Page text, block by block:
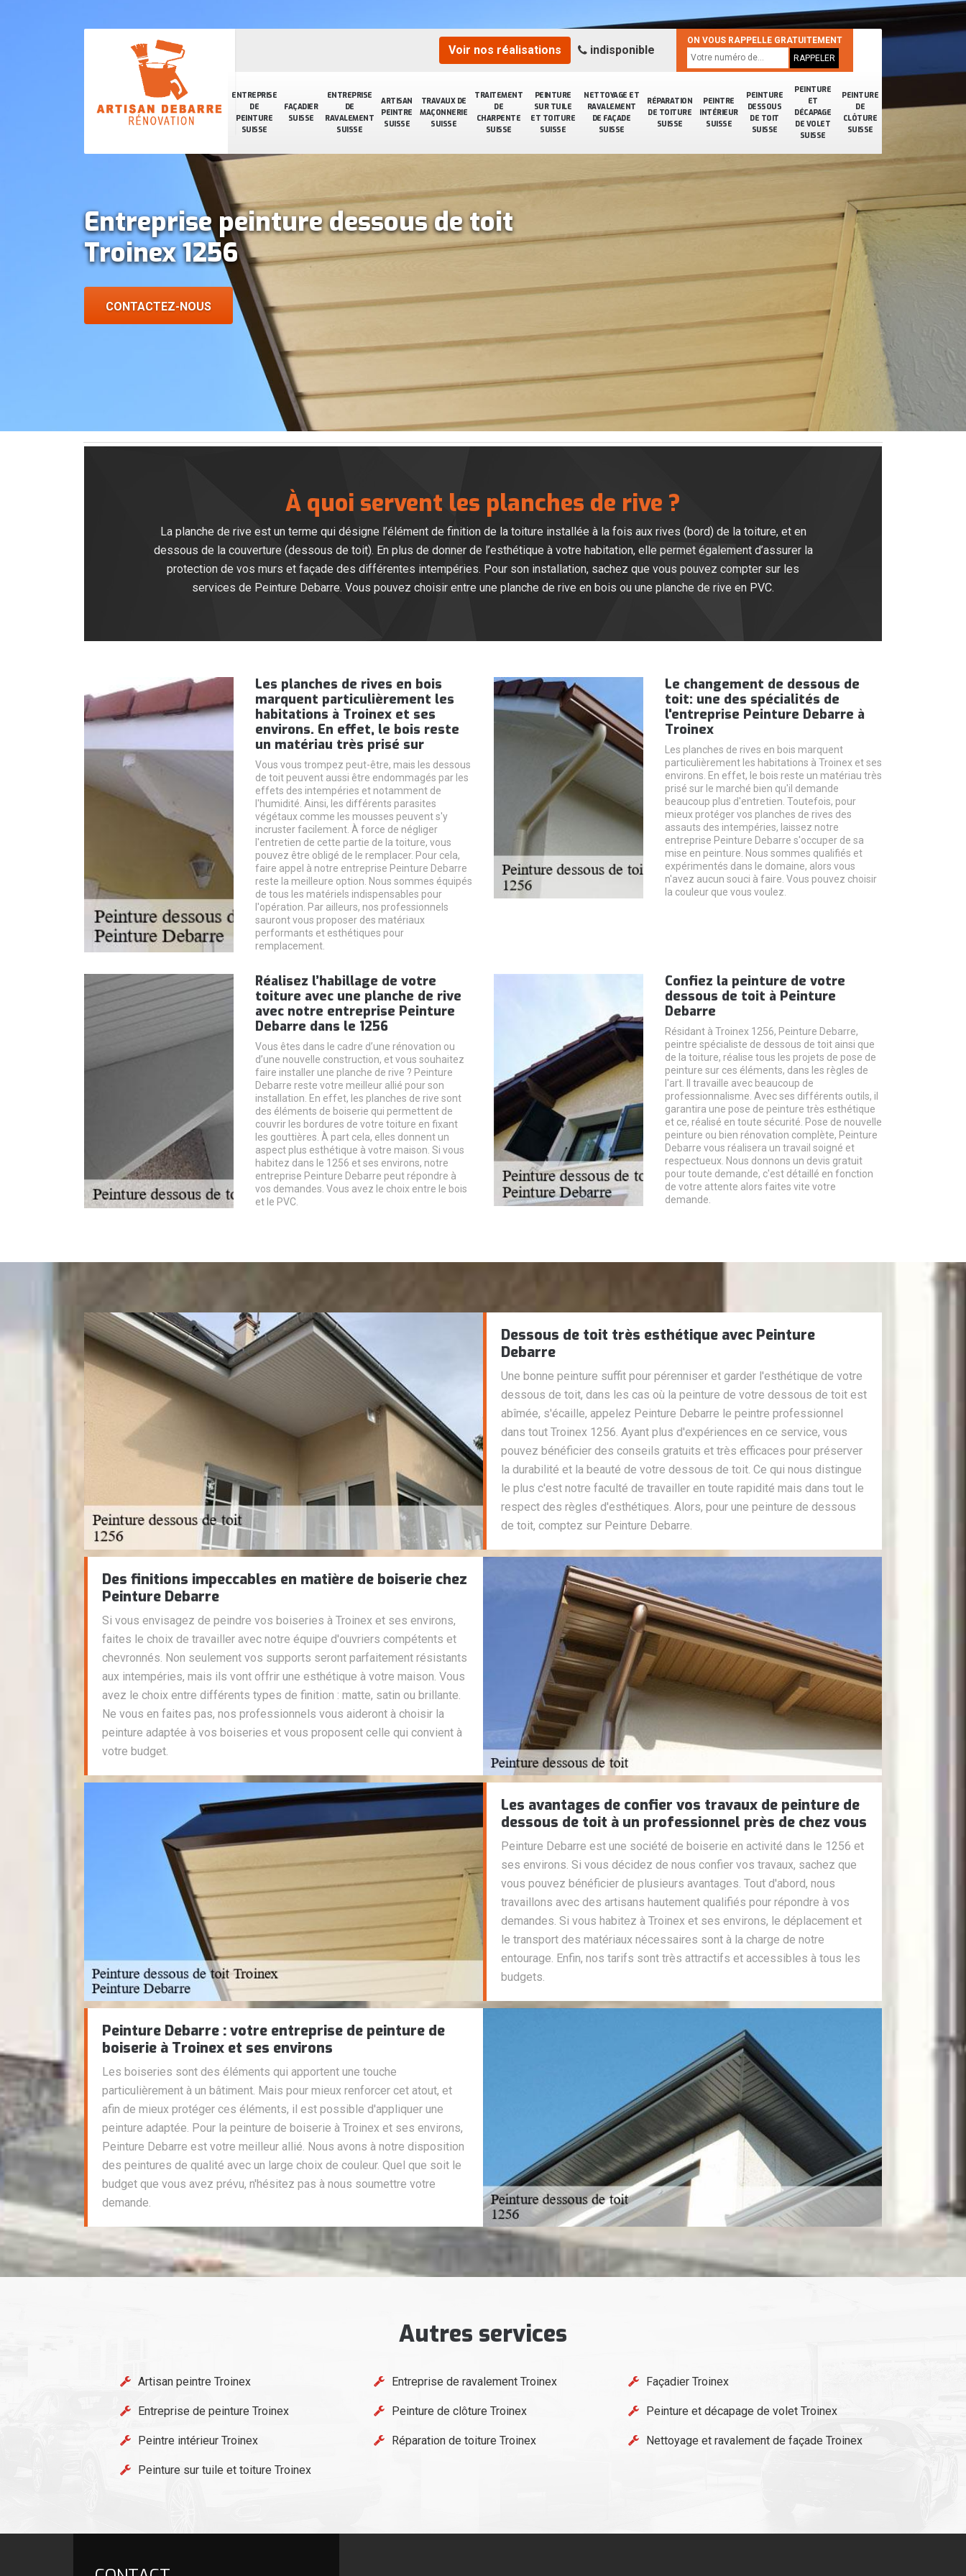
ENTREPRISE
DE
PEINTURE
SUISSE
FAÇADIER
SUISSE
ENTREPRISE
DE
RAVALEMENT
SUISSE
ARTISAN
PEINTRE
SUISSE
TRAVAUX DE
MAÇONNERIE
SUISSE
TRAITEMENT
DE
CHARPENTE
SUISSE
PEINTURE
SUR TUILE
ET TOITURE
SUISSE
NETTOYAGE ET
RAVALEMENT
DE FAÇADE
SUISSE
RÉPARATION
DE TOITURE
SUISSE
PEINTRE
INTÉRIEUR
SUISSE
PEINTURE
DESSOUS
DE TOIT
SUISSE
PEINTURE
ET
DÉCAPAGE
DE VOLET
SUISSE
PEINTURE
DE
CLÔTURE
SUISSE
Voir nos réalisations indisponible
ON VOUS RAPPELLE GRATUITEMENT
Entreprise peinture dessous de toit
Troinex 1256
CONTACTEZ-NOUS
À quoi servent les planches de rive ?
La planche de rive est un terme qui désigne l’élément de finition de la toiture installée à la fois aux rives (bord) de la toiture, et en
dessous de la couverture (dessous de toit). En plus de donner de l’esthétique à votre habitation, elle permet également d’assurer la
protection de vos murs et façade des différentes intempéries. Pour son installation, sachez que vous pouvez compter sur les
services de Peinture Debarre. Vous pouvez choisir entre une planche de rive en bois ou une planche de rive en PVC.
Les planches de rives en bois
marquent particulièrement les
habitations à Troinex et ses
environs. En effet, le bois reste
un matériau très prisé sur
Vous vous trompez peut-être, mais les dessous
de toit peuvent aussi être endommagés par les
effets des intempéries et notamment de
l'humidité. Ainsi, les différents parasites
végétaux comme les mousses peuvent s'y
incruster facilement. À force de négliger
l'entretien de cette partie de la toiture, vous
pouvez être obligé de le remplacer. Pour cela,
faire appel à notre entreprise Peinture Debarre
reste la meilleure option. Nous sommes équipés
de tous les matériels indispensables pour
l'opération. Par ailleurs, nos professionnels
sauront vous proposer des matériaux
performants et esthétiques pour
remplacement.
Le changement de dessous de
toit: une des spécialités de
l'entreprise Peinture Debarre à
Troinex
Les planches de rives en bois marquent
particulièrement les habitations à Troinex et ses
environs. En effet, le bois reste un matériau très
prisé sur le marché bien qu'il demande
beaucoup plus d'entretien. Toutefois, pour
mieux protéger vos planches de rives des
assauts des intempéries, laissez notre
entreprise Peinture Debarre s'occuper de sa
mise en peinture. Nous sommes qualifiés et
expérimentés dans le domaine, alors vous
n'avez aucun souci à faire. Vous pouvez choisir
la couleur que vous voulez.
Réalisez l’habillage de votre
toiture avec une planche de rive
avec notre entreprise Peinture
Debarre dans le 1256
Vous êtes dans le cadre d’une rénovation ou
d’une nouvelle construction, et vous souhaitez
faire installer une planche de rive ? Peinture
Debarre reste votre meilleur allié pour son
installation. En effet, les planches de rive sont
des éléments de boiserie qui permettent de
couvrir les bordures de votre toiture en fixant
les gouttières. À part cela, elles donnent un
aspect plus esthétique à votre maison. Si vous
habitez dans le 1256 et ses environs, notre
entreprise Peinture Debarre peut répondre à
vos demandes. Vous avez le choix entre le bois
et le PVC.
Confiez la peinture de votre
dessous de toit à Peinture
Debarre
Résidant à Troinex 1256, Peinture Debarre,
peintre spécialiste de dessous de toit ainsi que
de la toiture, réalise tous les projets de pose de
peinture sur ces éléments, dans les règles de
l'art. Il travaille avec beaucoup de
professionnalisme. Avec ses différents outils, il
garantira une pose de peinture très esthétique
et ce, réalisé en toute sécurité. Pose de nouvelle
peinture ou bien rénovation complète, Peinture
Debarre vous réalisera un travail soigné et
respectueux. Nous donnons un devis gratuit
pour toute demande, c'est détaillé en fonction
de votre attente alors faites vite votre
demande.
Dessous de toit très esthétique avec Peinture
Debarre
Une bonne peinture suffit pour pérenniser et garder l'esthétique de votre
dessous de toit, dans les cas où la peinture de votre dessous de toit est
abîmée, s'écaille, appelez Peinture Debarre le peintre professionnel
dans tout Troinex 1256. Ayant plus d'expériences en ce service, vous
pouvez bénéficier des conseils gratuits et très efficaces pour préserver
la durabilité et la beauté de votre dessous de toit. Ce qui nous distingue
le plus c'est notre faculté de travailler en toute rapidité mais dans tout le
respect des règles d'esthétiques. Alors, pour une peinture de dessous
de toit, comptez sur Peinture Debarre.
Des finitions impeccables en matière de boiserie chez
Peinture Debarre
Si vous envisagez de peindre vos boiseries à Troinex et ses environs,
faites le choix de travailler avec notre équipe d'ouvriers compétents et
chevronnés. Non seulement vos supports seront parfaitement résistants
aux intempéries, mais ils vont offrir une esthétique à votre maison. Vous
avez le choix entre différents types de finition : matte, satin ou brillante.
Ne vous en faites pas, nos professionnels vous aideront à choisir la
peinture adaptée à vos boiseries et vous proposent celle qui convient à
votre budget.
Les avantages de confier vos travaux de peinture de
dessous de toit à un professionnel près de chez vous
Peinture Debarre est une société de boiserie en activité dans le 1256 et
ses environs. Si vous décidez de nous confier vos travaux, sachez que
vous pouvez bénéficier de plusieurs avantages. Tout d'abord, nous
travaillons avec des artisans hautement qualifiés pour répondre à vos
demandes. Si vous habitez à Troinex et ses environs, le déplacement et
le transport des matériaux nécessaires sont à la charge de notre
entourage. Enfin, nos tarifs sont très attractifs et accessibles à tous les
budgets.
Peinture Debarre : votre entreprise de peinture de
boiserie à Troinex et ses environs
Les boiseries sont des éléments qui apportent une touche
particulièrement à un bâtiment. Mais pour mieux renforcer cet atout, et
afin de mieux protéger ces éléments, il est possible d'appliquer une
peinture adaptée. Pour la peinture de boiserie à Troinex et ses environs,
Peinture Debarre est votre meilleur allié. Nous avons à notre disposition
des peintures de qualité avec un large choix de couleur. Quel que soit le
budget que vous avez prévu, n'hésitez pas à nous soumettre votre
demande.
Autres services
Artisan peintre Troinex Entreprise de ravalement Troinex Façadier Troinex
Entreprise de peinture Troinex Peinture de clôture Troinex Peinture et décapage de volet Troinex
Peintre intérieur Troinex Réparation de toiture Troinex Nettoyage et ravalement de façade Troinex
Peinture sur tuile et toiture Troinex